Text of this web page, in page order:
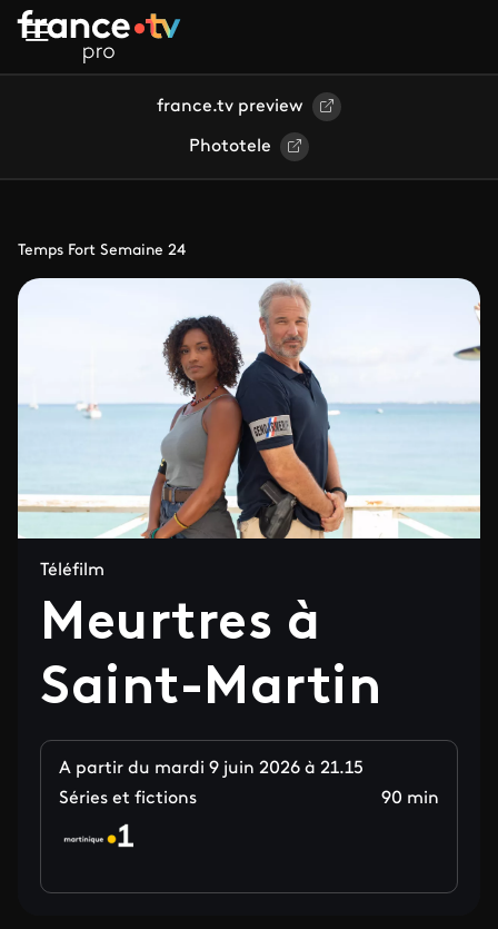
Aller au contenu principal
france.tv preview
Phototele
Temps Fort Semaine 24
Téléfilm
Meurtres à
Saint-Martin
A partir du mardi 9 juin 2026 à 21.15
Séries et fictions
90 min